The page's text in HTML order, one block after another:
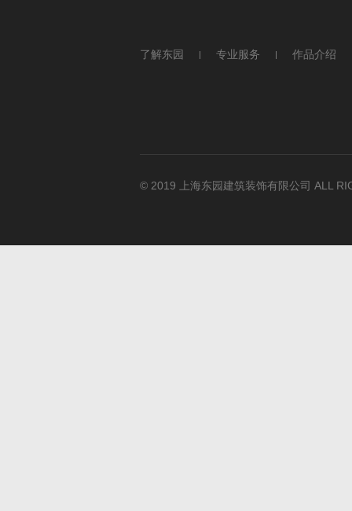
了解东园 专业服务 作品介绍
© 2019 上海东园建筑装饰有限公司 ALL